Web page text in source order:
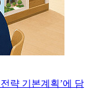
략 기본계획’에 담